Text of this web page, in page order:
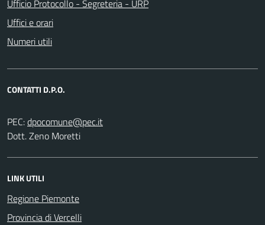
Ufficio Protocollo - Segreteria - URP
Uffici e orari
Numeri utili
CONTATTI D.P.O.
PEC:
Dott. Zeno Moretti
LINK UTILI
Regione Piemonte
Provincia di Vercelli